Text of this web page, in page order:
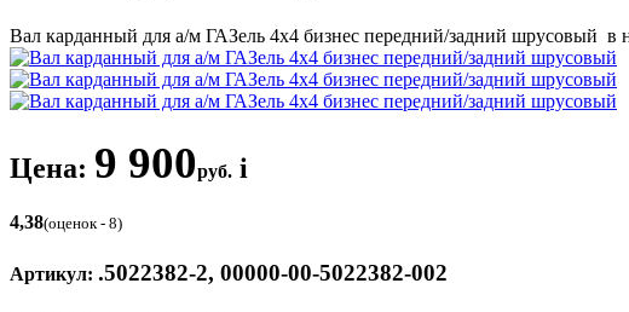
Вал карданный для а/м ГАЗель 4х4 бизнес передний/задний шрусовый в
Цена: 9 900руб. i
4,38(оценок - 8)
Артикул: .5022382-2, 00000-00-5022382-002